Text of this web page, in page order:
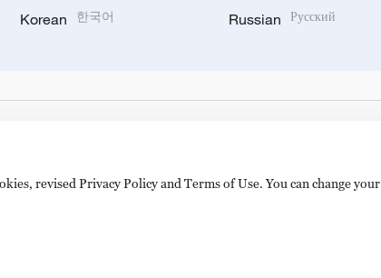
Korean 한국어 Russian Русский
revised Privacy Policy and Terms of Use. You can change your